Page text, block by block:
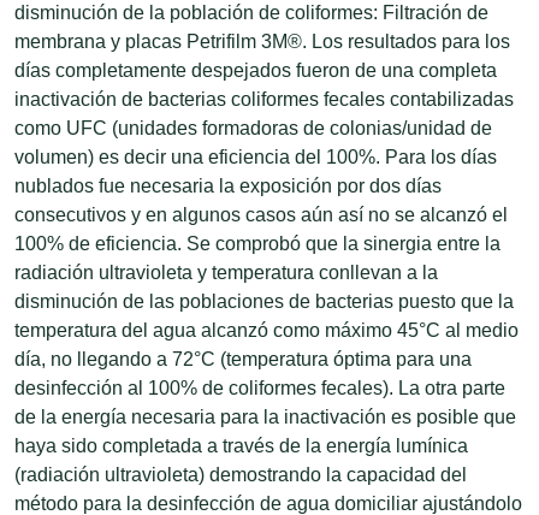
disminución de la población de coliformes: Filtración de
membrana y placas Petrifilm 3M®. Los resultados para los
días completamente despejados fueron de una completa
inactivación de bacterias coliformes fecales contabilizadas
como UFC (unidades formadoras de colonias/unidad de
volumen) es decir una eficiencia del 100%. Para los días
nublados fue necesaria la exposición por dos días
consecutivos y en algunos casos aún así no se alcanzó el
100% de eficiencia. Se comprobó que la sinergia entre la
radiación ultravioleta y temperatura conllevan a la
disminución de las poblaciones de bacterias puesto que la
temperatura del agua alcanzó como máximo 45°C al medio
día, no llegando a 72°C (temperatura óptima para una
desinfección al 100% de coliformes fecales). La otra parte
de la energía necesaria para la inactivación es posible que
haya sido completada a través de la energía lumínica
(radiación ultravioleta) demostrando la capacidad del
método para la desinfección de agua domiciliar ajustándolo